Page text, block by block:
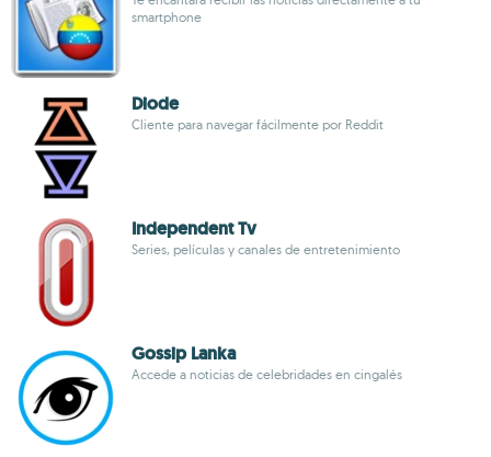
smartphone
Diode
Cliente para navegar fácilmente por Reddit
Independent Tv
Series, películas y canales de entretenimiento
Gossip Lanka
Accede a noticias de celebridades en cingalés